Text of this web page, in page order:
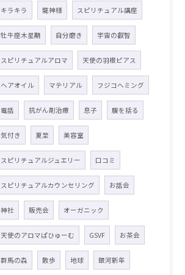
キラキラ 龍神様 スピリチュアル講座
牡牛座木星期 自分磨き 宇宙の叡智
スピリチュアルアロマ 天使の羽根ピアス
ヘアオイル マテリアル フジコヘミング
電話 抗がん剤治療 息子 腹を括る
気付き 夏至 美容室
スピリチュアルジュエリー 口コミ
スピリチュアルカウンセリング お話会
神社 販売会 オーガニック
天使のアロマぱひゅーむ GSVF お茶会
群馬の森 散歩 地球 銀河新年